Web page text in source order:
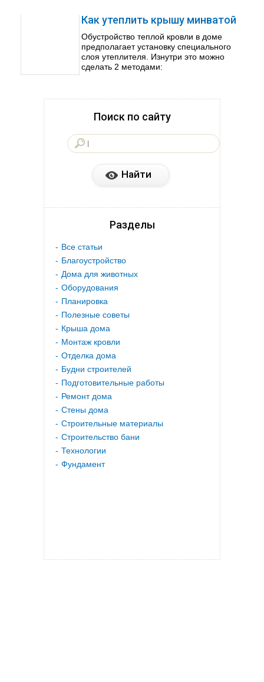
Как утеплить крышу минватой
Обустройство теплой кровли в доме
предполагает установку специального
слоя утеплителя. Изнутри это можно
сделать 2 методами:
Поиск по сайту
Разделы
Все статьи
Благоустройство
Дома для животных
Оборудования
Планировка
Полезные советы
Крыша дома
Монтаж кровли
Отделка дома
Будни строителей
Подготовительные работы
Ремонт дома
Стены дома
Строительные материалы
Строительство бани
Технологии
Фундамент